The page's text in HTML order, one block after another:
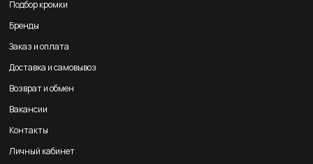
Подбор кромки
Бренды
Заказ и оплата
Доставка и самовывоз
Возврат и обмен
Вакансии
Контакты
Личный кабинет